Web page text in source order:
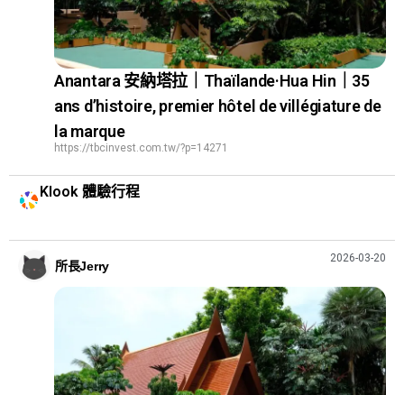
Anantara 安納塔拉｜Thaïlande·Hua Hin｜35
ans d’histoire, premier hôtel de villégiature de
la marque
https://tbcinvest.com.tw/?p=14271
Klook 體驗行程
所長Jerry
2026-03-20